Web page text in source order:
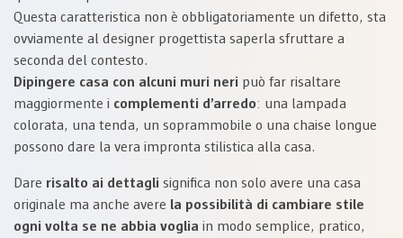
Questa caratteristica non è obbligatoriamente un difetto, sta
ovviamente al designer progettista saperla sfruttare a
seconda del contesto.
Dipingere casa con alcuni muri neri può far risaltare
maggiormente i complementi d’arredo: una lampada
colorata, una tenda, un soprammobile o una chaise longue
possono dare la vera impronta stilistica alla casa.
Dare risalto ai dettagli significa non solo avere una casa
originale ma anche avere la possibilità di cambiare stile
ogni volta se ne abbia voglia in modo semplice, pratico,